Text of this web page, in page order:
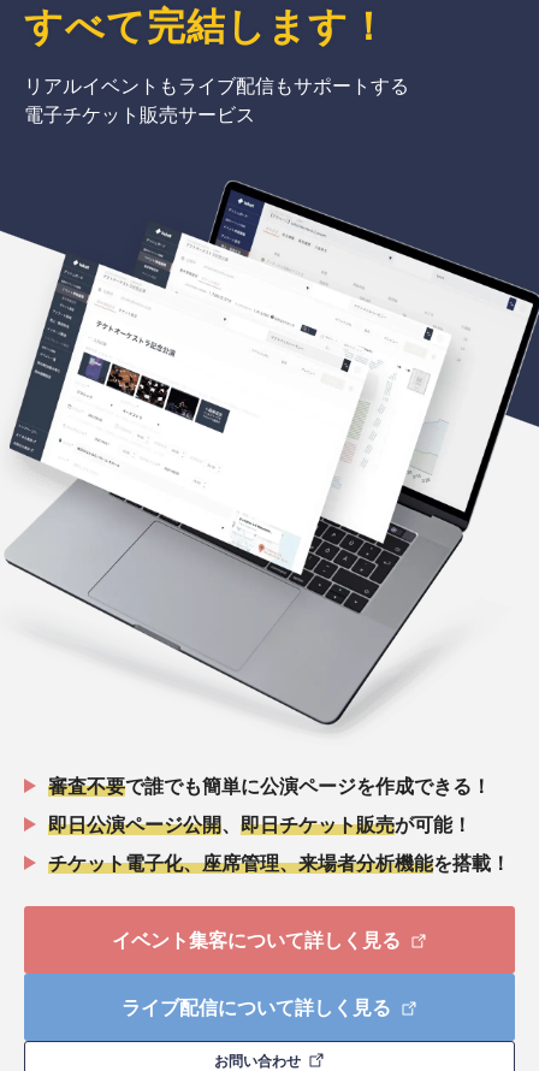
すべて完結 します ！
リアルイベントもライブ配信もサポートする
電子チケット販売サービス
審査不要で誰でも簡単に公演ページを作成できる！
即日公演ページ公開
即日チケット販売が可能！
チケット電子化、座席管理、来場者分析機能を搭載！
イベント集客について詳しく見る
ライブ配信について詳しく見る
お問い合わせ